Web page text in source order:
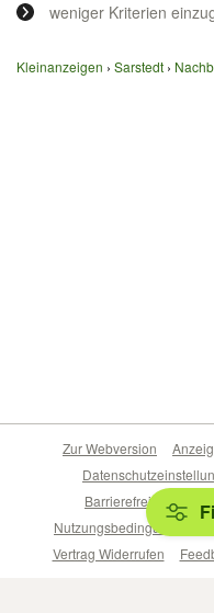
weniger Kriterien
Kleinanzeigen Sarstedt
Zur Webversion
Nutzungsbedingungen
Vertrag Widerrufen